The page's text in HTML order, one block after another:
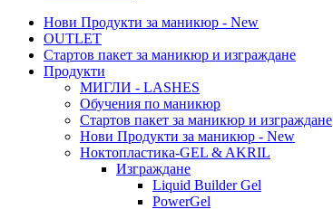
Нови Продукти за маникюр - New
OUTLET
Стартов пакет за маникюр и изграждане
Продукти
МИГЛИ - LASHES
Обучения по маникюр
Стартов пакет за маникюр и изграждане
Нови Продукти за маникюр - New
Ноктопластика-GEL & AKRIL
Изграждане
Liquid Builder Gel
PowerGel